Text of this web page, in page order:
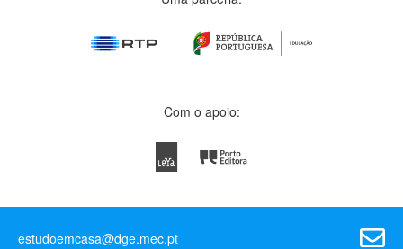
Com o apoio:
estudoemcasa@dge.mec.pt